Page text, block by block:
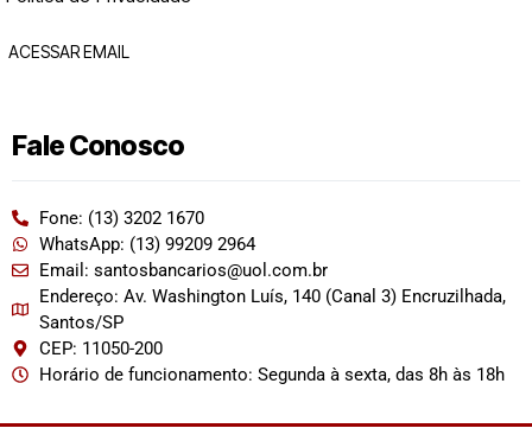
ACESSAR EMAIL
Fale Conosco
Fone: (13) 3202 1670
WhatsApp: (13) 99209 2964
Email: santosbancarios@uol.com.br
Endereço: Av. Washington Luís, 140 (Canal 3) Encruzilhada,
Santos/SP
CEP: 11050-200
Horário de funcionamento: Segunda à sexta, das 8h às 18h